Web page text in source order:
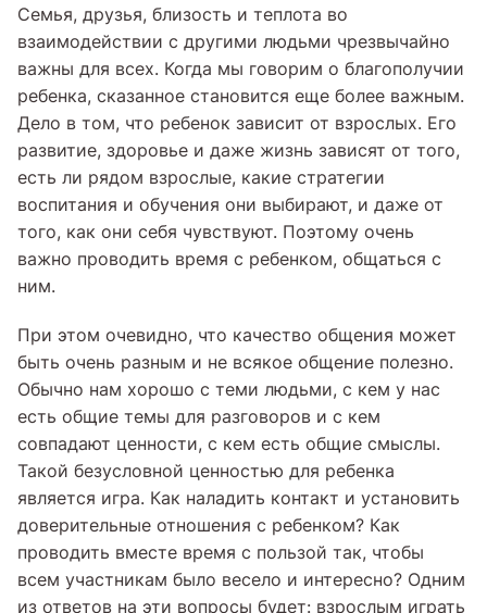
Семья, друзья, близость и теплота во
взаимодействии с другими людьми чрезвычайно
важны для всех. Когда мы говорим о благополучии
ребенка, сказанное становится еще более важным.
Дело в том, что ребенок зависит от взрослых. Его
развитие, здоровье и даже жизнь зависят от того,
есть ли рядом взрослые, какие стратегии
воспитания и обучения они выбирают, и даже от
того, как они себя чувствуют. Поэтому очень
важно проводить время с ребенком, общаться с
ним.
При этом очевидно, что качество общения может
быть очень разным и не всякое общение полезно.
Обычно нам хорошо с теми людьми, с кем у нас
есть общие темы для разговоров и с кем
совпадают ценности, с кем есть общие смыслы.
Такой безусловной ценностью для ребенка
является игра. Как наладить контакт и установить
доверительные отношения с ребенком? Как
проводить вместе время с пользой так, чтобы
всем участникам было весело и интересно? Одним
из ответов на эти вопросы будет: взрослым играть